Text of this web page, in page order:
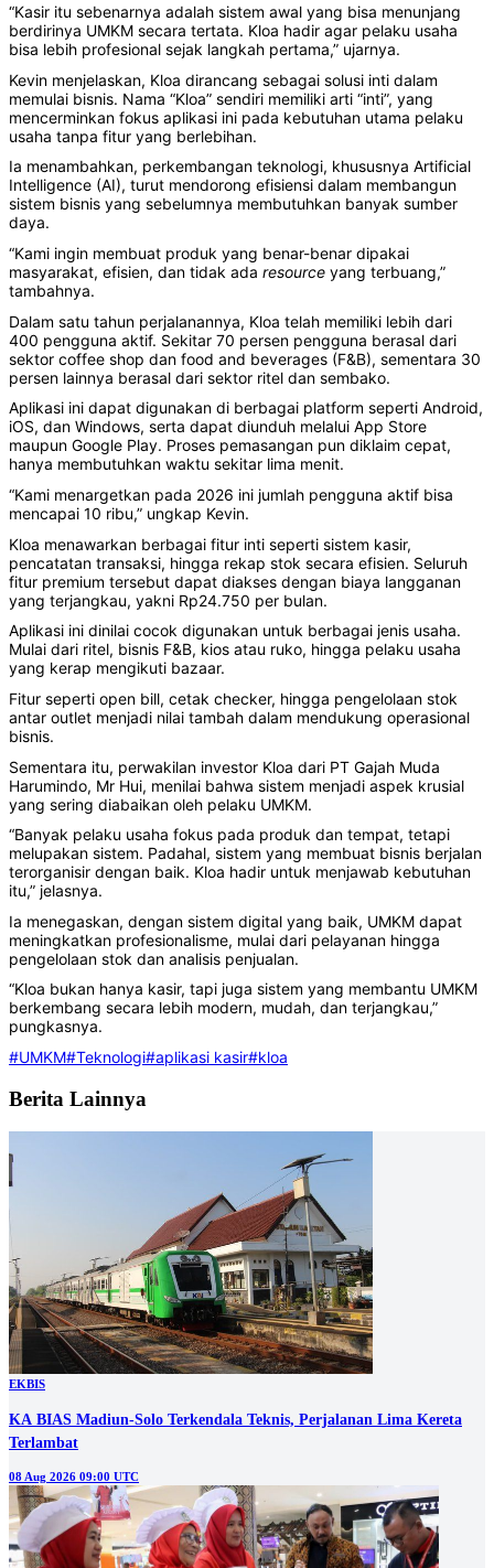
“Kasir itu sebenarnya adalah sistem awal yang bisa menunjang
berdirinya UMKM secara tertata. Kloa hadir agar pelaku usaha
bisa lebih profesional sejak langkah pertama,” ujarnya.
Kevin menjelaskan, Kloa dirancang sebagai solusi inti dalam
memulai bisnis. Nama “Kloa” sendiri memiliki arti “inti”, yang
mencerminkan fokus aplikasi ini pada kebutuhan utama pelaku
usaha tanpa fitur yang berlebihan.
Ia menambahkan, perkembangan teknologi, khususnya Artificial
Intelligence (AI), turut mendorong efisiensi dalam membangun
sistem bisnis yang sebelumnya membutuhkan banyak sumber
daya.
“Kami ingin membuat produk yang benar-benar dipakai
masyarakat, efisien, dan tidak ada resource yang terbuang,”
tambahnya.
Dalam satu tahun perjalanannya, Kloa telah memiliki lebih dari
400 pengguna aktif. Sekitar 70 persen pengguna berasal dari
sektor coffee shop dan food and beverages (F&B), sementara 30
persen lainnya berasal dari sektor ritel dan sembako.
Aplikasi ini dapat digunakan di berbagai platform seperti Android,
iOS, dan Windows, serta dapat diunduh melalui App Store
maupun Google Play. Proses pemasangan pun diklaim cepat,
hanya membutuhkan waktu sekitar lima menit.
“Kami menargetkan pada 2026 ini jumlah pengguna aktif bisa
mencapai 10 ribu,” ungkap Kevin.
Kloa menawarkan berbagai fitur inti seperti sistem kasir,
pencatatan transaksi, hingga rekap stok secara efisien. Seluruh
fitur premium tersebut dapat diakses dengan biaya langganan
yang terjangkau, yakni Rp24.750 per bulan.
Aplikasi ini dinilai cocok digunakan untuk berbagai jenis usaha.
Mulai dari ritel, bisnis F&B, kios atau ruko, hingga pelaku usaha
yang kerap mengikuti bazaar.
Fitur seperti open bill, cetak checker, hingga pengelolaan stok
antar outlet menjadi nilai tambah dalam mendukung operasional
bisnis.
Sementara itu, perwakilan investor Kloa dari PT Gajah Muda
Harumindo, Mr Hui, menilai bahwa sistem menjadi aspek krusial
yang sering diabaikan oleh pelaku UMKM.
“Banyak pelaku usaha fokus pada produk dan tempat, tetapi
melupakan sistem. Padahal, sistem yang membuat bisnis berjalan
terorganisir dengan baik. Kloa hadir untuk menjawab kebutuhan
itu,” jelasnya.
Ia menegaskan, dengan sistem digital yang baik, UMKM dapat
meningkatkan profesionalisme, mulai dari pelayanan hingga
pengelolaan stok dan analisis penjualan.
“Kloa bukan hanya kasir, tapi juga sistem yang membantu UMKM
berkembang secara lebih modern, mudah, dan terjangkau,”
pungkasnya.
#UMKM#Teknologi#aplikasi kasir#kloa
Berita Lainnya
EKBIS
KA BIAS Madiun-Solo Terkendala Teknis, Perjalanan Lima Kereta
Terlambat
08 Aug 2026 09:00 UTC